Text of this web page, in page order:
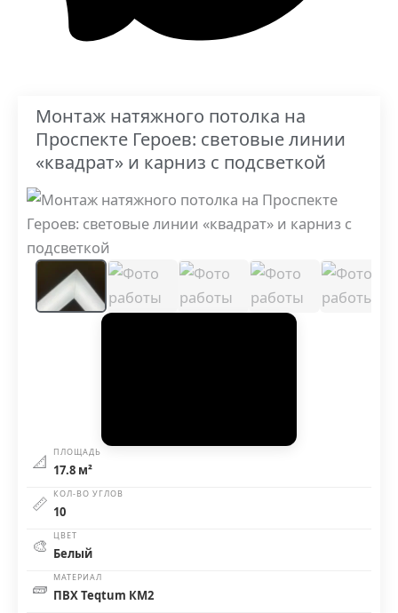
Монтаж натяжного потолка на
Проспекте Героев: световые линии
«квадрат» и карниз с подсветкой
📐 ПЛОЩАДЬ
17.8 м²
📏 КОЛ-ВО УГЛОВ
10
🎨 ЦВЕТ
Белый
🧱 МАТЕРИАЛ
ПВХ Teqtum КМ2